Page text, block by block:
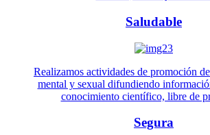
Saludable
Realizamos actividades de promoción
mental y sexual difundiendo
conocimiento científico, libre de
Segura